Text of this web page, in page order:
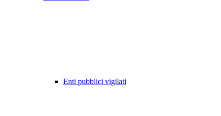
Enti pubblici vigilati